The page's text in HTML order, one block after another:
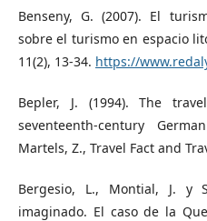
Benseny, G. (2007). El
sobre el turismo en espacio
11(2), 13-34. https://
Bepler, J. (1994). The
seventeenth-century
Martels, Z., Travel Fact and
Bergesio, L., Montial, J. y
imaginado. El caso de la